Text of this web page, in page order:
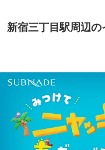
新宿三丁目駅周辺の